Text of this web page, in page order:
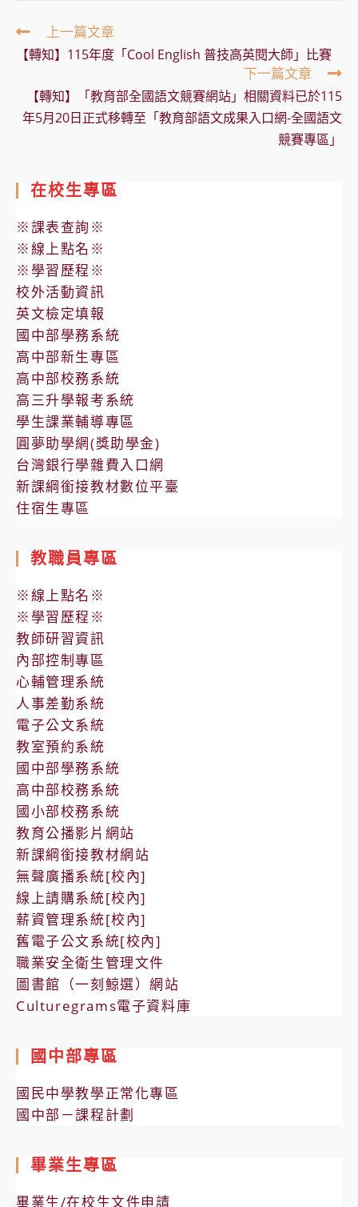
Read
more
articles
上一篇文章
【轉知】115年度「Cool English 普技高英閱大師」比賽
下一篇文章
【轉知】「教育部全國語文競賽網站」相關資料已於115
年5月20日正式移轉至「教育部語文成果入口網-全國語文
競賽專區」
在校生專區
※課表查詢※
※線上點名※
※學習歷程※
校外活動資訊
英文檢定填報
國中部學務系統
高中部新生專區
高中部校務系統
高三升學報考系統
學生課業輔導專區
圓夢助學網(獎助學金)
台灣銀行學雜費入口網
新課綱銜接教材數位平臺
住宿生專區
教職員專區
※線上點名※
※學習歷程※
教師研習資訊
內部控制專區
心輔管理系統
人事差勤系統
電子公文系統
教室預約系統
國中部學務系統
高中部校務系統
國小部校務系統
教育公播影片網站
新課綱銜接教材網站
無聲廣播系統[校內]
線上請購系統[校內]
薪資管理系統[校內]
舊電子公文系統[校內]
職業安全衛生管理文件
圖書館（一刻鯨選）網站
Culturegrams電子資料庫
國中部專區
國民中學教學正常化專區
國中部－課程計劃
畢業生專區
畢業生/在校生文件申請